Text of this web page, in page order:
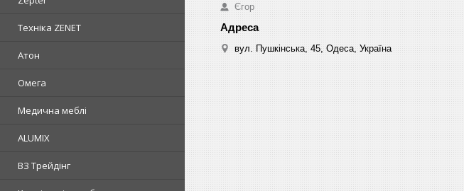
Техніка ZENET
Атон
Омега
Медична меблі
ALUMIX
ВЗ Трейдінг
Єгор
вул. Пушкінська, 45, Одеса, Україна